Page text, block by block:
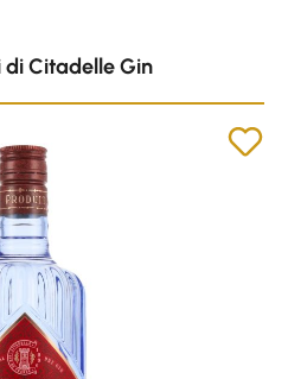
Citadelle Gin